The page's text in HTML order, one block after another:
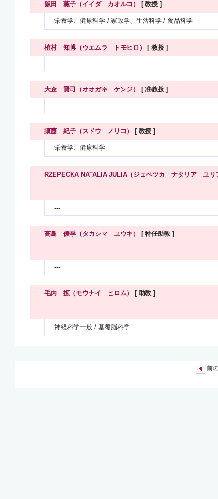
飯田 薫子（イイダ カオルコ） [ 教授 ]
栄養学、健康科学 / 家政学、生活科学 / 食品科学
植村 知博（ウエムラ トモヒロ） [ 教授 ]
---
大金 賢司（オオガネ ケンジ） [ 准教授 ]
---
須藤 紀子（スドウ ノリコ） [ 教授 ]
栄養学、健康科学
RZEPECKA NATALIA JULIA（ジェペツカ ナタリア ユリ
---
髙島 優季（タカシマ ユウキ） [ 特任助教 ]
---
毛内 拡（モウナイ ヒロム） [ 助教 ]
神経科学一般 / 基盤脳科学
前